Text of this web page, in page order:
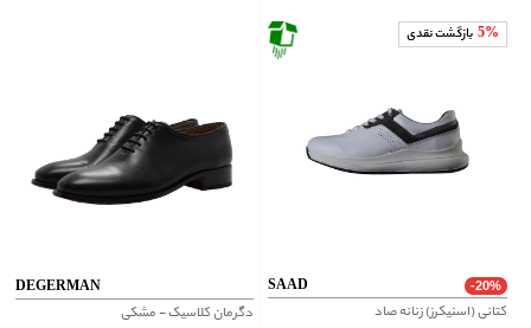
DEGERMAN
دگرمان کلاسیک - مشکی
5% بازگشت نقدی
SAAD -20%
کتانی (اسنیکرز) زنانه صاد